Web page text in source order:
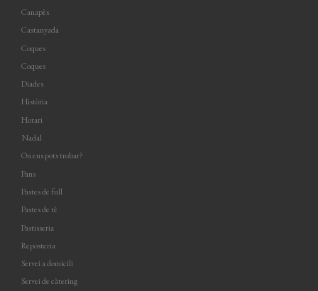
Canapès
Castanyada
Coques
Coques
Diades
Història
Horari
Nadal
On ens pots trobar?
Pans
Pastes de full
Pastes de tè
Pastisseria
Reposteria
Servei a domicili
Servei de càtering